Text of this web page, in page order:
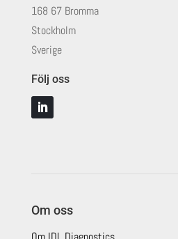
168 67 Bromma
Stockholm
Sverige
Följ oss
Om oss